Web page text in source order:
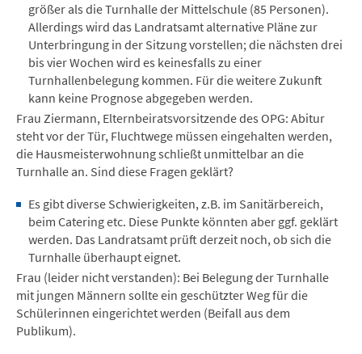
größer als die Turnhalle der Mittelschule (85 Personen).
Allerdings wird das Landratsamt alternative Pläne zur
Unterbringung in der Sitzung vorstellen; die nächsten drei
bis vier Wochen wird es keinesfalls zu einer
Turnhallenbelegung kommen. Für die weitere Zukunft
kann keine Prognose abgegeben werden.
Frau Ziermann, Elternbeiratsvorsitzende des OPG: Abitur
steht vor der Tür, Fluchtwege müssen eingehalten werden,
die Hausmeisterwohnung schließt unmittelbar an die
Turnhalle an. Sind diese Fragen geklärt?
Es gibt diverse Schwierigkeiten, z.B. im Sanitärbereich,
beim Catering etc. Diese Punkte könnten aber ggf. geklärt
werden. Das Landratsamt prüft derzeit noch, ob sich die
Turnhalle überhaupt eignet.
Frau (leider nicht verstanden): Bei Belegung der Turnhalle
mit jungen Männern sollte ein geschützter Weg für die
Schülerinnen eingerichtet werden (Beifall aus dem
Publikum).